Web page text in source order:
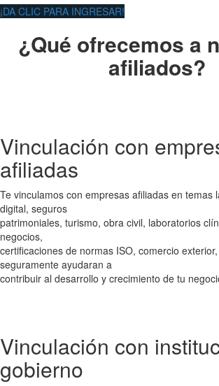
¡DA CLIC PARA INGRESAR!
¿Qué ofrecemos a
afiliados?
Vinculación con
afiliadas
Te vinculamos con empresas afiliadas en temas
digital, seguros
patrimoniales, turismo, obra civil, laboratorios
negocios,
certificaciones de normas ISO, comercio
seguramente ayudaran a
contribuir al desarrollo y crecimiento de tu
Vinculación con
gobierno